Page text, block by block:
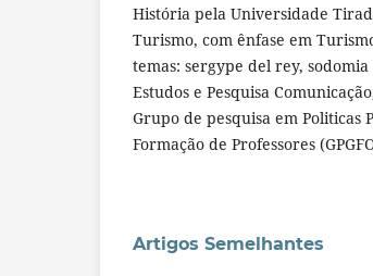
História pela Universidade
Turismo, com ênfase em
temas: sergype del rey,
Estudos e Pesquisa
Grupo de pesquisa em Politicas
Formação de Professores
Artigos Semelhantes